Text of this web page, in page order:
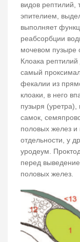
видов рептилий,
эпителием,
выполняет
реабсорбции
мочевом пузыре
Клоака
самый
фекалии из
клоаки, в него
пузыря
самок,
половых желез и
отдельности, у
уродеум.
перед
половых желез.